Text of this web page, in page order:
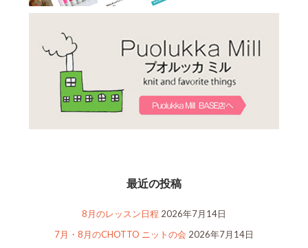
最近の投稿
8月のレッスン日程 2026年7月14日
7月・8月のCHOTTO ニットの会 2026年7月14日